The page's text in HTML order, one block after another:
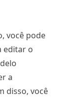
você pode
editar o
a
disso, você